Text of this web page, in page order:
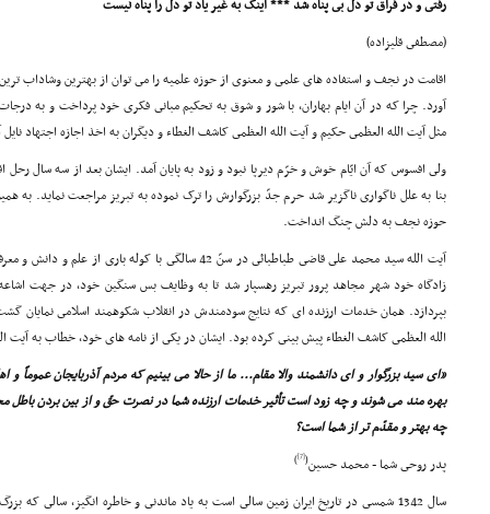
رفتى و در فراق تو دل بى پناه شد *** اینک به غیر یاد تو دل را پناه نیست
(مصطفى قلیزاده)
اقامت در نجف و استفاده هاى علمى و معنوى از حوزه علمیه را مى توان از بهترین وشاداب
آورد. چرا که در آن ایام بهاران، با شور و شوق به تحکیم مبانى فکرى خود پرداخت و به
مثل آیت الله العظمى حکیم و آیت الله العظمى کاشف الغطاء و دیگران به اخذ اجازه اجتهاد
بنا به علل ناگوارى ناگزیر شد حرم جدّ بزرگوارش را ترک نموده به تبریز مراجعت نماید.
حوزه نجف به دلش چنگ انداخت.
آیت الله سید محمد على قاضى طباطبائى در سنّ 42 سالگى با
زادگاه خود شهر مجاهد پرور تبریز رهسپار شد تا به وظایف بس سنگین خود، در جهت
بپردازد. همان خدمات ارزنده اى که نتایج سودمندش در انقلاب شکوهمند اسلامى نمایان
الله العظمى کاشف الغطاء پیش بینى کرده بود. ایشان در یکى از نامه هاى خود، خطاب به آیت
«اى سید بزرگوار و اى دانشمند والا مقام... ما از حالا مى بینیم که مردم آذربایجان عموماً و
بهره مند مى شوند و چه زود است تأثیر خدمات ارزنده شما در نصرت حقّ و از بین بردن
چه بهتر و مقدّم تر از شما است؟
پدر روحى شما - محمد حسین(
[7]
)
سال 1342 شمسى در تاریخ ایران زمین سالى است به یاد ماندنى و خاطره انگیز، سالى